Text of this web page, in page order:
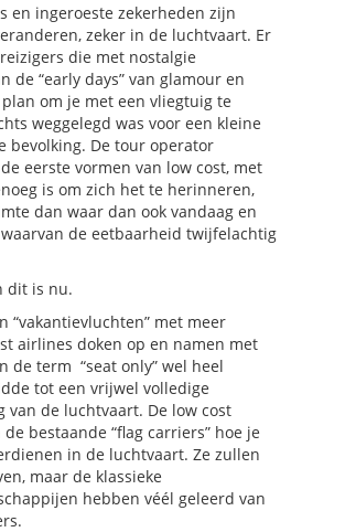
en ingeroeste zekerheden zijn
zeker in de luchtvaart. Er
die met nostalgie
de “early days” van glamour en
om je met een vliegtuig te
weggelegd was voor een kleine
bevolking. De tour operator
eerste vormen van low cost, met
is om zich het te herinneren,
dan waar dan ook vandaag en
de eetbaarheid twijfelachtig
dit is nu.
“vakantievluchten” met meer
airlines doken op en namen met
de term “seat only” wel heel
tot een vrijwel volledige
van de luchtvaart. De low cost
bestaande “flag carriers” hoe je
in de luchtvaart. Ze zullen
maar de klassieke
hebben véél geleerd van